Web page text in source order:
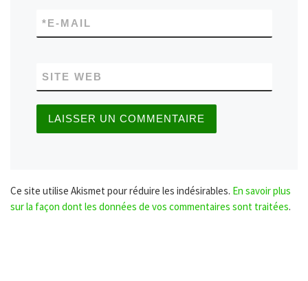
E-MAIL
*
SITE WEB
Ce site utilise Akismet pour réduire les indésirables. En savoir plus
sur la façon dont les données de vos commentaires sont traitées.